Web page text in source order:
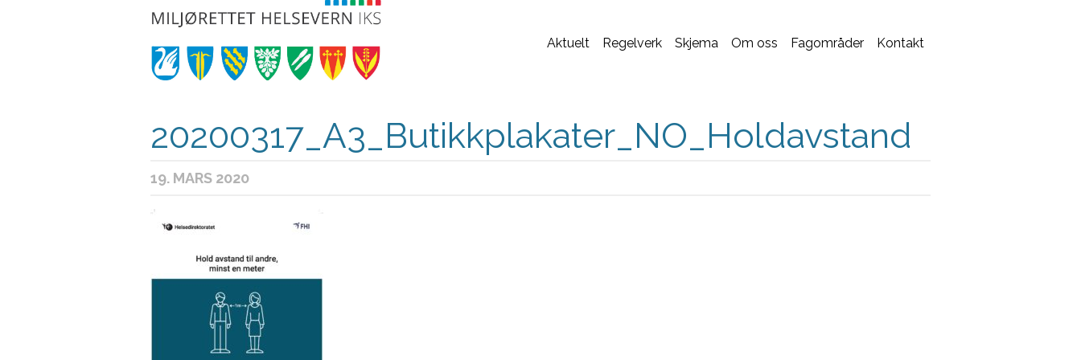
Aktuelt Regelverk Skjema Om oss Fagområder Kontakt
20200317_A3_Butikkplakater_NO_Holdavstand
19. MARS 2020